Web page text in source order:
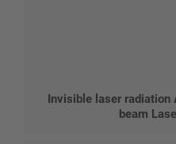
Invisible laser radiation
beam